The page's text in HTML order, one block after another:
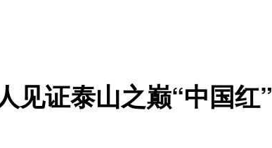
见证泰山之巅“中国红”